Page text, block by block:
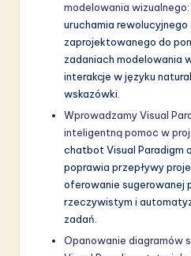
modelowania wizualnego
uruchamia
zaprojektowanego do
zadaniach modelowania
interakcje w języku
wskazówki.
Wprowadzamy Visual
inteligentną pomoc w
chatbot Visual Paradigm
poprawia przepływy
oferowanie sugerowanej
rzeczywistym i
zadań.
Opanowanie diagramów